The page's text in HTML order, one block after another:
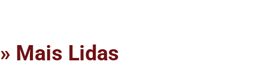
» Mais Lidas